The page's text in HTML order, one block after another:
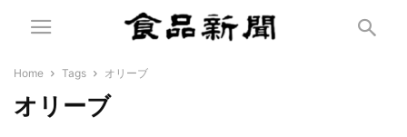
Home Tags オリーブ
オリーブ